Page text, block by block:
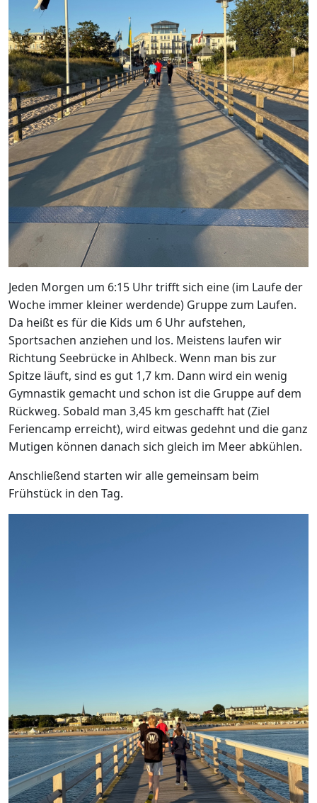
Jeden Morgen um 6:15 Uhr trifft sich eine (im Laufe der
Woche immer kleiner werdende) Gruppe zum Laufen.
Da heißt es für die Kids um 6 Uhr aufstehen,
Sportsachen anziehen und los. Meistens laufen wir
Richtung Seebrücke in Ahlbeck. Wenn man bis zur
Spitze läuft, sind es gut 1,7 km. Dann wird ein wenig
Gymnastik gemacht und schon ist die Gruppe auf dem
Rückweg. Sobald man 3,45 km geschafft hat (Ziel
Feriencamp erreicht), wird eitwas gedehnt und die ganz
Mutigen können danach sich gleich im Meer abkühlen.
Anschließend starten wir alle gemeinsam beim
Frühstück in den Tag.